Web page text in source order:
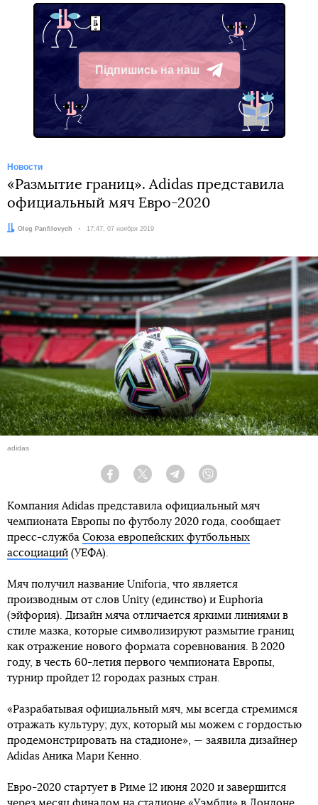
Підпишись на наш
Telegram
Новости
«Размытие границ». Adidas представила
официальный мяч Евро-2020
Автор:
Oleg Panfilovych Дата:
17:47, 07 ноября 2019
adidas
Facebook Twitter Telegram
Компания Adidas представила официальный мяч
чемпионата Европы по футболу 2020 года, сообщает
пресс-служба Союза европейских футбольных
ассоциаций (УЕФА).
Мяч получил название Uniforia, что является
производным от слов Unity (единство) и Euphoria
(эйфория). Дизайн мяча отличается яркими линиями в
стиле мазка, которые символизируют размытие границ
как отражение нового формата соревнования. В 2020
году, в честь 60-летия первого чемпионата Европы,
турнир пройдет 12 городах разных стран.
«Разрабатывая официальный мяч, мы всегда стремимся
отражать культуру; дух, который мы можем с гордостью
продемонстрировать на стадионе», — заявила дизайнер
Аdidas Аника Мари Кенно.
Евро-2020 стартует в Риме 12 июня 2020 и завершится